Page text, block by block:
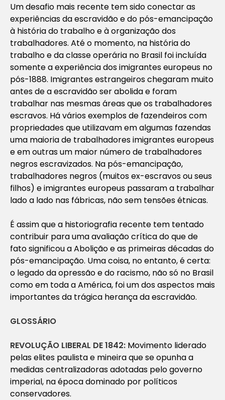
Um desafio mais recente tem sido conectar as
experiências da escravidão e do pós-emancipação
à história do trabalho e à organização dos
trabalhadores. Até o momento, na história do
trabalho e da classe operária no Brasil foi incluída
somente a experiência dos imigrantes europeus no
pós-1888. Imigrantes estrangeiros chegaram muito
antes de a escravidão ser abolida e foram
trabalhar nas mesmas áreas que os trabalhadores
escravos. Há vários exemplos de fazendeiros com
propriedades que utilizavam em algumas fazendas
uma maioria de trabalhadores imigrantes europeus
e em outras um maior número de trabalhadores
negros escravizados. Na pós-emancipação,
trabalhadores negros (muitos ex-escravos ou seus
filhos) e imigrantes europeus passaram a trabalhar
lado a lado nas fábricas, não sem tensões étnicas.
É assim que a historiografia recente tem tentado
contribuir para uma avaliação crítica do que de
fato significou a Abolição e as primeiras décadas do
pós-emancipação. Uma coisa, no entanto, é certa:
o legado da opressão e do racismo, não só no Brasil
como em toda a América, foi um dos aspectos mais
importantes da trágica herança da escravidão.
GLOSSÁRIO
REVOLUÇÃO LIBERAL DE 1842: Movimento liderado
pelas elites paulista e mineira que se opunha a
medidas centralizadoras adotadas pelo governo
imperial, na época dominado por políticos
conservadores.